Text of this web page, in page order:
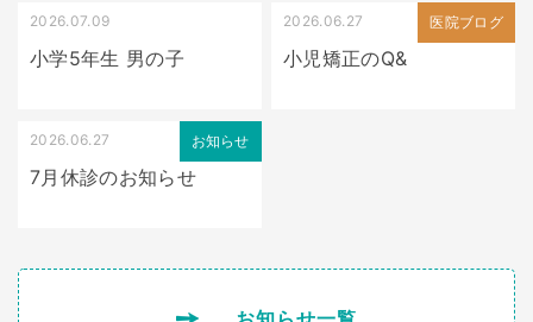
2026.07.09
小学5年生 男の子
医院ブログ
2026.06.27
小児矯正のQ&
お知らせ
2026.06.27
7月休診のお知らせ